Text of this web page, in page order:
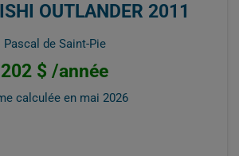
OUTLANDER 2011
Pascal de Saint-Pie
202 $ /année
calculée en mai 2026